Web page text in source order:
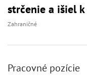
strčenie a išiel
Zahraničné
Pracovné pozície